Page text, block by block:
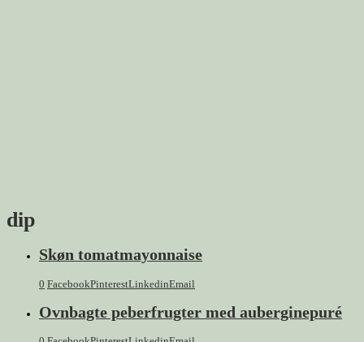
dip
Skøn tomatmayonnaise
0 FacebookPinterestLinkedinEmail
Ovnbagte peberfrugter med auberginepuré